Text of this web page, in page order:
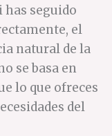
has seguido
el
natural de la
se basa en
lo que ofreces
del